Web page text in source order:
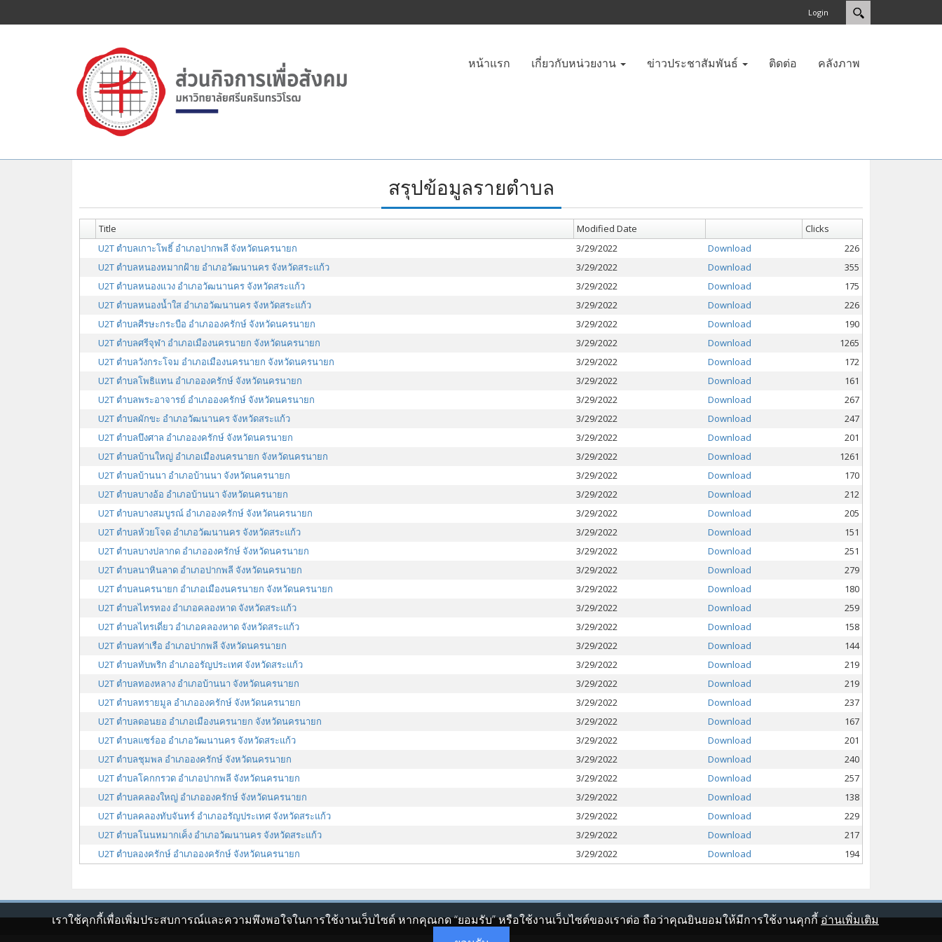
Login
หน้าแรก เกี่ยวกับหน่วยงาน ข่าวประชาสัมพันธ์ ติดต่อ คลังภาพ
สรุปข้อมูลรายตำบล
Title Modified Date
Clicks
U2T ตำบลเกาะโพธิ์ อำเภอปากพลี จังหวัดนครนายก
3/29/2022 Download
226
U2T ตำบลหนองหมากฝ้าย อำเภอวัฒนานคร จังหวัดสระแก้ว
3/29/2022 Download
355
U2T ตำบลหนองแวง อำเภอวัฒนานคร จังหวัดสระแก้ว
3/29/2022 Download
175
U2T ตำบลหนองน้ำใส อำเภอวัฒนานคร จังหวัดสระแก้ว
3/29/2022 Download
226
U2T ตำบลศีรษะกระบือ อำเภอองครักษ์ จังหวัดนครนายก
3/29/2022 Download
190
U2T ตำบลศรีจุฬา อำเภอเมืองนครนายก จังหวัดนครนายก
3/29/2022 Download
1265
U2T ตำบลวังกระโจม อำเภอเมืองนครนายก จังหวัดนครนายก
3/29/2022 Download
172
U2T ตำบลโพธิแทน อำเภอองครักษ์ จังหวัดนครนายก
3/29/2022 Download
161
U2T ตำบลพระอาจารย์ อำเภอองครักษ์ จังหวัดนครนายก
3/29/2022 Download
267
U2T ตำบลผักขะ อำเภอวัฒนานคร จังหวัดสระแก้ว
3/29/2022 Download
247
U2T ตำบลบึงศาล อำเภอองครักษ์ จังหวัดนครนายก
3/29/2022 Download
201
U2T ตำบลบ้านใหญ่ อำเภอเมืองนครนายก จังหวัดนครนายก
3/29/2022 Download
1261
U2T ตำบลบ้านนา อำเภอบ้านนา จังหวัดนครนายก
3/29/2022 Download
170
U2T ตำบลบางอ้อ อำเภอบ้านนา จังหวัดนครนายก
3/29/2022 Download
212
U2T ตำบลบางสมบูรณ์ อำเภอองครักษ์ จังหวัดนครนายก
3/29/2022 Download
205
U2T ตำบลห้วยโจด อำเภอวัฒนานคร จังหวัดสระแก้ว
3/29/2022 Download
151
U2T ตำบลบางปลากด อำเภอองครักษ์ จังหวัดนครนายก
3/29/2022 Download
251
U2T ตำบลนาหินลาด อำเภอปากพลี จังหวัดนครนายก
3/29/2022 Download
279
U2T ตำบลนครนายก อำเภอเมืองนครนายก จังหวัดนครนายก
3/29/2022 Download
180
U2T ตำบลไทรทอง อำเภอคลองหาด จังหวัดสระแก้ว
3/29/2022 Download
259
U2T ตำบลไทรเดี่ยว อำเภอคลองหาด จังหวัดสระแก้ว
3/29/2022 Download
158
U2T ตำบลท่าเรือ อำเภอปากพลี จังหวัดนครนายก
3/29/2022 Download
144
U2T ตำบลทับพริก อำเภออรัญประเทศ จังหวัดสระแก้ว
3/29/2022 Download
219
U2T ตำบลทองหลาง อำเภอบ้านนา จังหวัดนครนายก
3/29/2022 Download
219
U2T ตำบลทรายมูล อำเภอองครักษ์ จังหวัดนครนายก
3/29/2022 Download
237
U2T ตำบลดอนยอ อำเภอเมืองนครนายก จังหวัดนครนายก
3/29/2022 Download
167
U2T ตำบลแซร์ออ อำเภอวัฒนานคร จังหวัดสระแก้ว
3/29/2022 Download
201
U2T ตำบลชุมพล อำเภอองครักษ์ จังหวัดนครนายก
3/29/2022 Download
240
U2T ตำบลโคกกรวด อำเภอปากพลี จังหวัดนครนายก
3/29/2022 Download
257
U2T ตำบลคลองใหญ่ อำเภอองครักษ์ จังหวัดนครนายก
3/29/2022 Download
138
U2T ตำบลคลองทับจันทร์ อำเภออรัญประเทศ จังหวัดสระแก้ว
3/29/2022 Download
229
U2T ตำบลโนนหมากเค็ง อำเภอวัฒนานคร จังหวัดสระแก้ว
3/29/2022 Download
217
U2T ตำบลองครักษ์ อำเภอองครักษ์ จังหวัดนครนายก
3/29/2022 Download 194
เราใช้คุกกี้เพื่อเพิ่มประสบการณ์และความพึงพอใจในการใช้งานเว็บไซต์ หากคุณกด “ยอมรับ” หรือใช้งานเว็บไซต์ของเราต่อ ถือว่าคุณยินยอมให้มีการใช้งานคุกกี้อ่านเพิ่มเติม